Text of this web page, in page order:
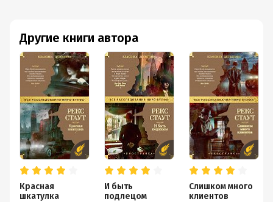
Другие книги автора
Красная
шкатулка
И быть
подлецом
Слишком много
клиентов